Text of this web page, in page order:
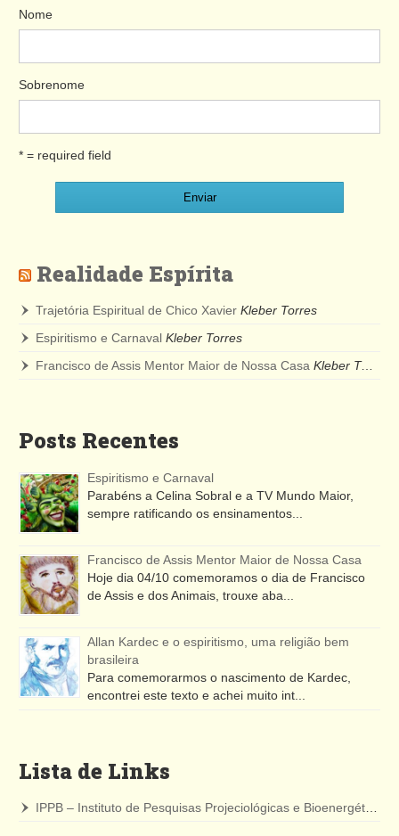
Nome
Sobrenome
* = required field
Realidade Espírita
Trajetória Espiritual de Chico Xavier Kleber Torres
Espiritismo e Carnaval Kleber Torres
Francisco de Assis Mentor Maior de Nossa Casa Kleber Torres
Posts Recentes
Espiritismo e Carnaval
Parabéns a Celina Sobral e a TV Mundo Maior,
sempre ratificando os ensinamentos...
Francisco de Assis Mentor Maior de Nossa Casa
Hoje dia 04/10 comemoramos o dia de Francisco
de Assis e dos Animais, trouxe aba...
Allan Kardec e o espiritismo, uma religião bem
brasileira
Para comemorarmos o nascimento de Kardec,
encontrei este texto e achei muito int...
Lista de Links
IPPB – Instituto de Pesquisas Projeciológicas e Bioenergéticas